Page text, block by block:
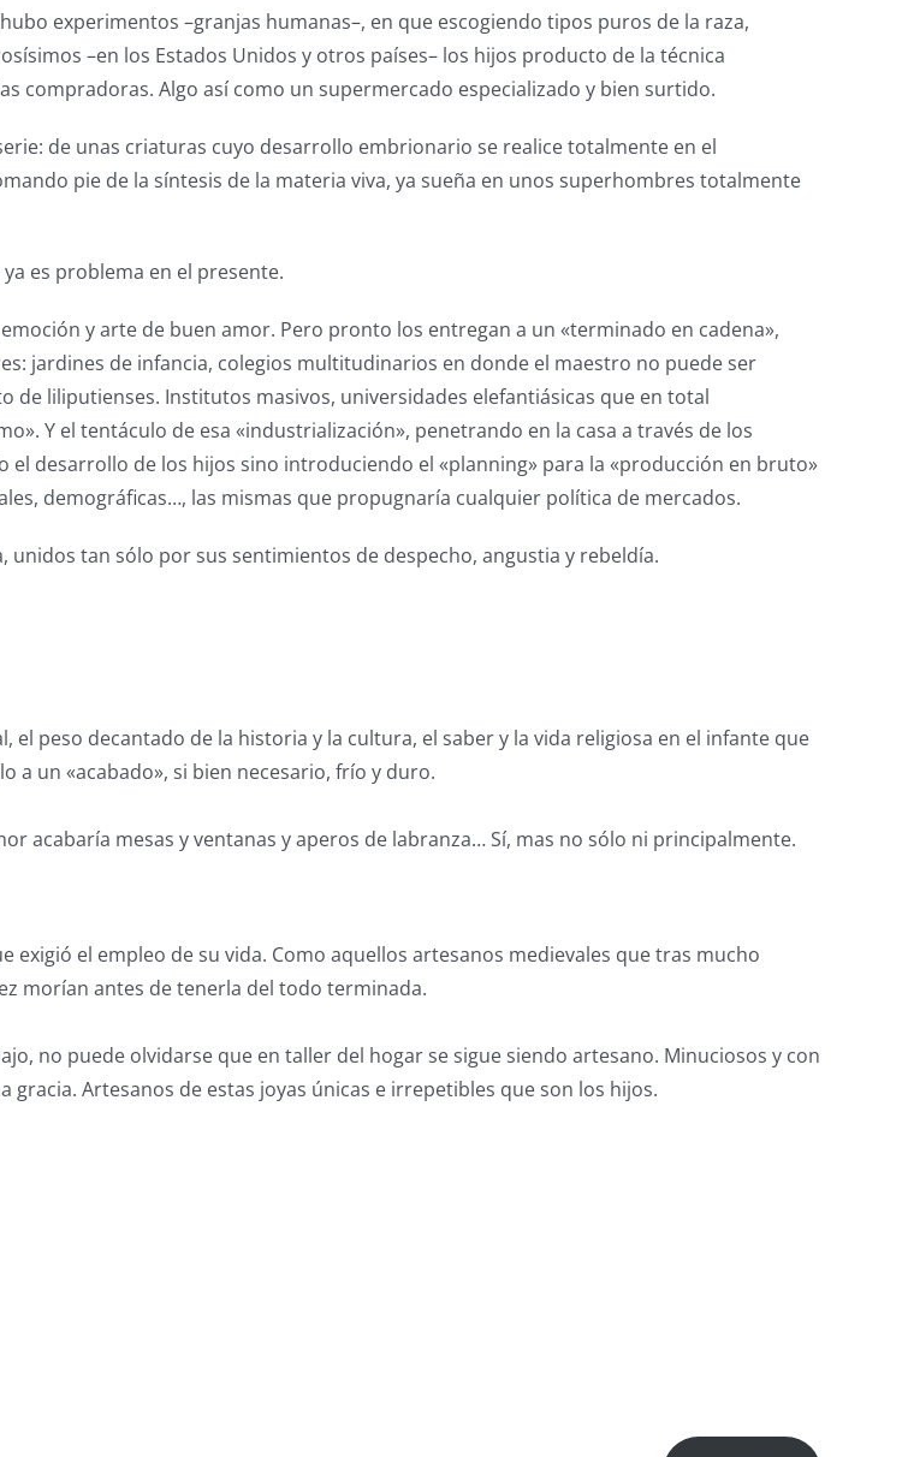
experimentos –granjas humanas–, en que escogiendo tipos puros de la raza,
–en los Estados Unidos y otros países– los hijos producto de la técnica
compradoras. Algo así como un supermercado especializado y bien surtido.
de unas criaturas cuyo desarrollo embrionario se realice totalmente en el
pie de la síntesis de la materia viva, ya sueña en unos superhombres totalmente
es problema en el presente.
y arte de buen amor. Pero pronto los entregan a un «terminado en cadena»,
jardines de infancia, colegios multitudinarios en donde el maestro no puede ser
liliputienses. Institutos masivos, universidades elefantiásicas que en total
Y el tentáculo de esa «industrialización», penetrando en la casa a través de los
desarrollo de los hijos sino introduciendo el «planning» para la «producción en bruto»
demográficas…, las mismas que propugnaría cualquier política de mercados.
tan sólo por sus sentimientos de despecho, angustia y rebeldía.
peso decantado de la historia y la cultura, el saber y la vida religiosa en el infante que
a un «acabado», si bien necesario, frío y duro.
acabaría mesas y ventanas y aperos de labranza… Sí, mas no sólo ni principalmente.
exigió el empleo de su vida. Como aquellos artesanos medievales que tras mucho
morían antes de tenerla del todo terminada.
no puede olvidarse que en taller del hogar se sigue siendo artesano. Minuciosos y con
Artesanos de estas joyas únicas e irrepetibles que son los hijos.